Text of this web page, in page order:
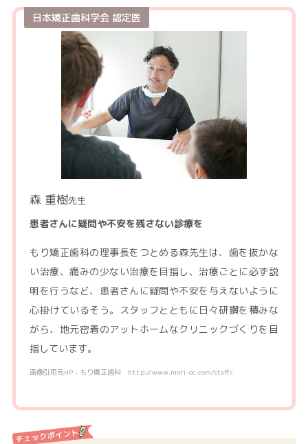
日本矯正歯科学会 認定医
森 重樹先生
患者さんに疑問や不安を残さない診療を
もり矯正歯科の理事長をつとめる森先生は、歯を抜かな
い治療、痛みの少ない治療を目指し、治療ごとに必ず説
明を行うなど、患者さんに疑問や不安を与えないように
心掛けているそう。スタッフとともに日々研鑽を積みな
がら、地元密着のアットホームなクリニックづくりを目
指しています。
画像引用元HP：もり矯正歯科 http://www.mori-oc.com/staff/